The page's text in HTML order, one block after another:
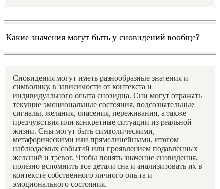
Какие значения могут быть у сновидений вообще?
Сновидения могут иметь разнообразные значения и
символику, в зависимости от контекста и
индивидуального опыта сновидца. Они могут отражать
текущие эмоциональные состояния, подсознательные
сигналы, желания, опасения, переживания, а также
предчувствия или конкретные ситуации из реальной
жизни. Сны могут быть символическими,
метафорическими или прямолинейными, итогом
наблюдаемых событий или проявлением подавленных
желаний и тревог. Чтобы понять значение сновидения,
полезно вспомнить все детали сна и анализировать их в
контексте собственного личного опыта и
эмоционального состояния.